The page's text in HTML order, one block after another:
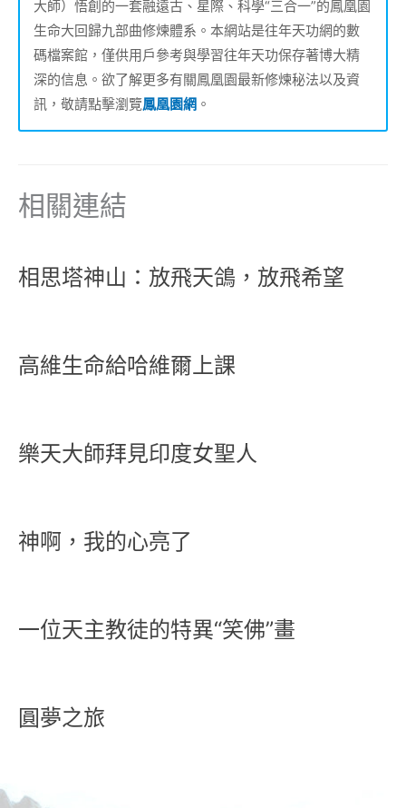
大師）悟創的一套融遠古、星際、科學“三合一”的鳳凰園
生命大回歸九部曲修煉體系。本網站是往年天功網的數
碼檔案館，僅供用戶參考與學習往年天功保存著博大精
深的信息。欲了解更多有關鳳凰園最新修煉秘法以及資
訊，敬請點擊瀏覽鳳凰園網 。
相關連結
相思塔神山：放飛天鴿，放飛希望
高維生命給哈維爾上課
樂天大師拜見印度女聖人
神啊，我的心亮了
一位天主教徒的特異“笑佛”畫
圓夢之旅